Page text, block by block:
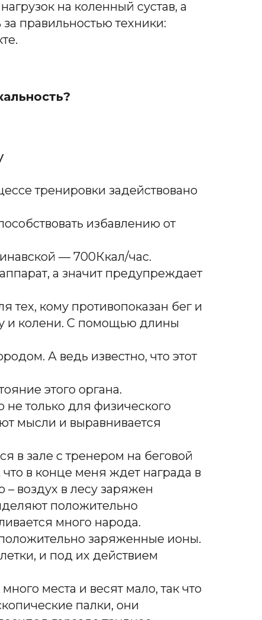
на коленный сустав, а
правильностью техники:
тренировки задействовано
избавлению от
— 700Ккал/час.
а значит предупреждает
кому противопоказан бег и
и колени. С помощью длины
А ведь известно, что этот
этого органа.
только для физического
мысли и выравнивается
в зале с тренером на беговой
в конце меня ждет награда в
– воздух в лесу заряжен
положительно
много народа.
заряженные ионы.
и под их действием
места и весят мало, так что
палки, они